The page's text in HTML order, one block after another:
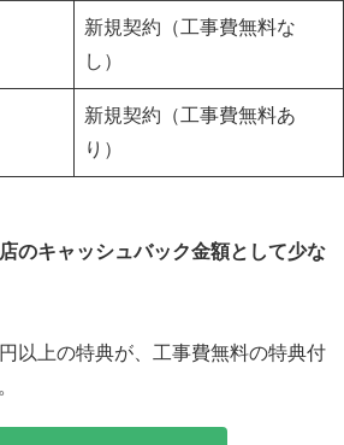
新規契約（工事費無料な
し）
新規契約（工事費無料あ
り）
のキャッシュバック金額として少な
以上の特典が、工事費無料の特典付